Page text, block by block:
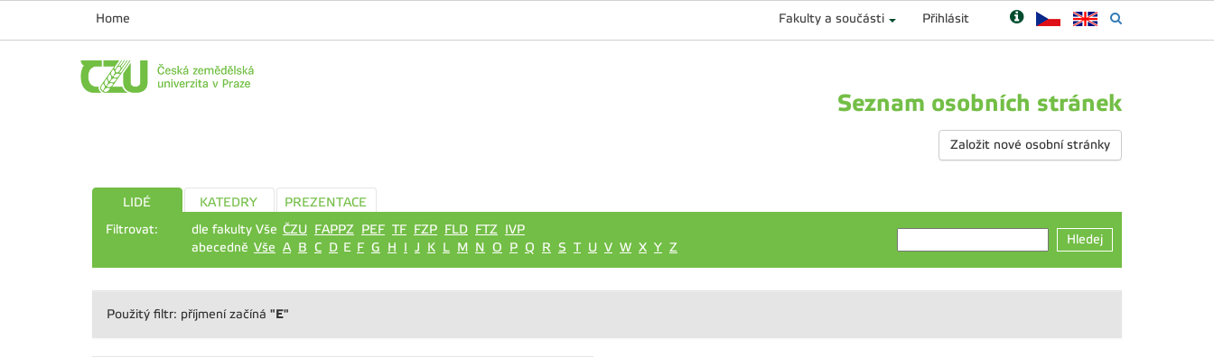
Home Fakulty a součásti Přihlásit
Seznam osobních stránek
Založit nové osobní stránky
LIDÉ KATEDRY
PREZENTACE
Filtrovat:
dle fakulty Vše ČZU FAPPZ PEF TF FZP FLD FTZ IVP
abecedně Vše A B C D E F G H I J K L M N O P Q R S T U V W X Y Z
Hledej
Použitý filtr: příjmení začíná "E"